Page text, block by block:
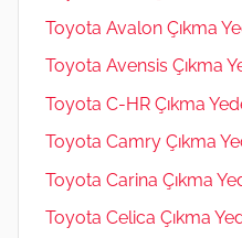
Toyota Avalon Çıkma
Toyota Avensis Çıkma
Toyota C-HR Çıkma
Toyota Camry Çıkma
Toyota Carina Çıkma
Toyota Celica Çıkma